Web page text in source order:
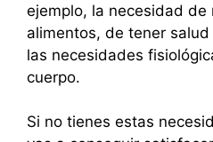
ejemplo, la necesidad de
alimentos, de tener
las necesidades
cuerpo.
Si no tienes estas